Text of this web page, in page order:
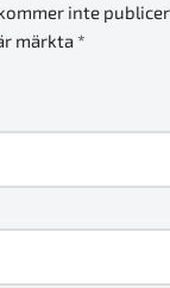
inte
märkta *